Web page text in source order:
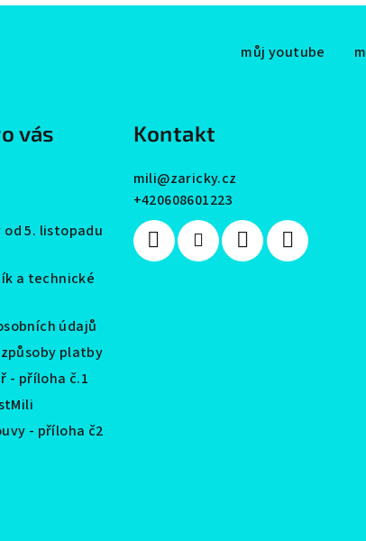
můj youtube
vás
5. listopadu
a technické
údajů
platby
- příloha č.1
- příloha č2
Kontakt
mili@zaricky.cz
+420608601223